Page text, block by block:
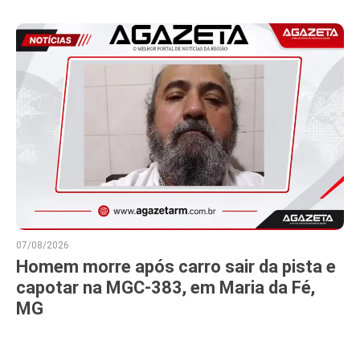
07/08/2026
Homem morre após carro sair da pista e
capotar na MGC-383, em Maria da Fé,
MG